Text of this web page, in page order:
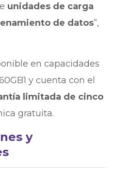
unidades de carga
de datos”,
en capacidades
y cuenta con el
limitada de cinco
gratuita.
y